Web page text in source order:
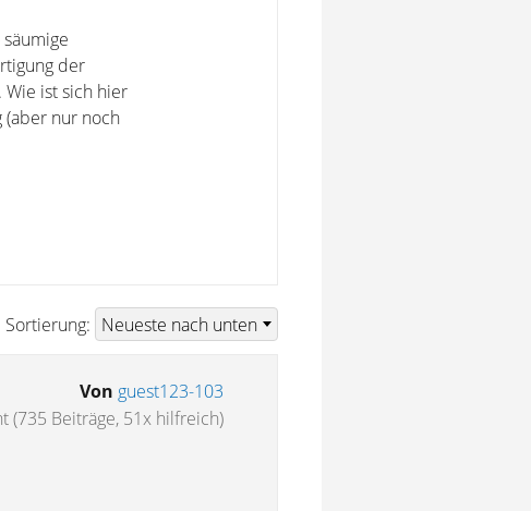
der
ist sich hier
(aber nur noch
Sortierung:
Von guest123-103
(735 Beiträge, 51x hilfreich)